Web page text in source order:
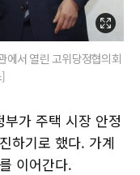
에서 열린 고위당정협의회
]
가 주택 시장 안정
하기로 했다. 가계
이어간다.